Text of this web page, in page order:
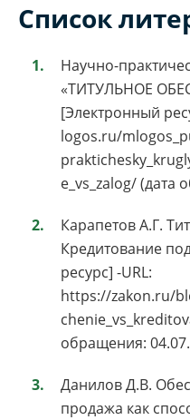
Список
Научно-
«ТИТУЛЬНОЕ
[Электронный
logos.ru/
e_vs_zalog/ (дата
Карапетов А.Г.
Кредитование
ресурс] -URL:
https://zakon.ru/
обращения:
Данилов Д.В.
продажа как